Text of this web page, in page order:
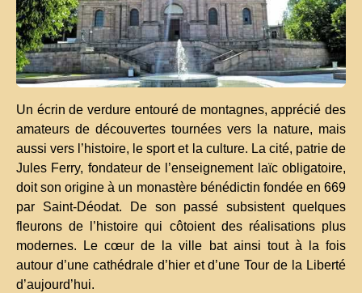
Un écrin de verdure entouré de montagnes, apprécié des
amateurs de découvertes tournées vers la nature, mais
aussi vers l’histoire, le sport et la culture. La cité, patrie de
Jules Ferry, fondateur de l’enseignement laïc obligatoire,
doit son origine à un monastère bénédictin fondée en 669
par Saint-Déodat. De son passé subsistent quelques
fleurons de l’histoire qui côtoient des réalisations plus
modernes. Le cœur de la ville bat ainsi tout à la fois
autour d’une cathédrale d’hier et d’une Tour de la Liberté
d’aujourd’hui.